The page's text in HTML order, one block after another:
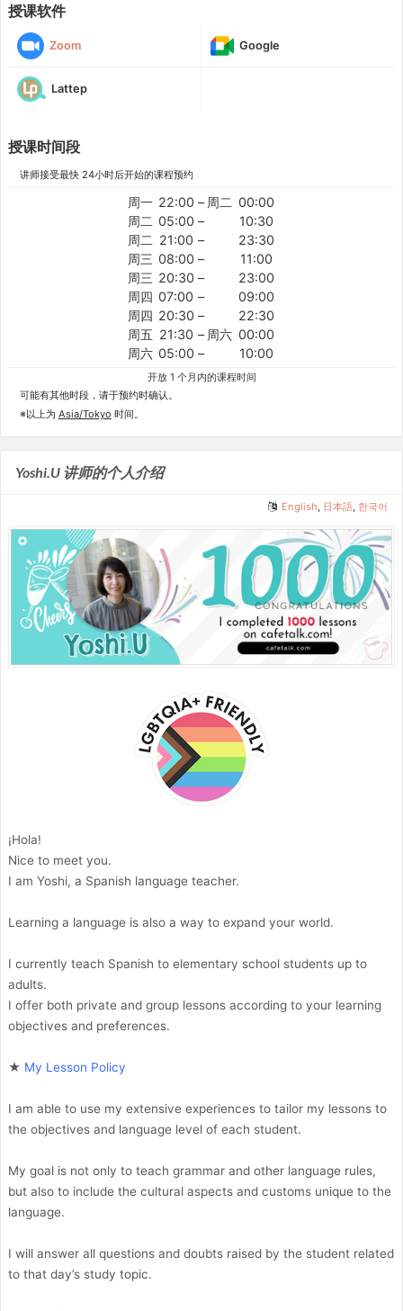
授课软件
Zoom Google
Lattep
授课时间段
讲师接受最快 24小时后开始的课程预约
周一 22:00 – 周二 00:00
周二 05:00 –
10:30
周二 21:00 –
23:30
周三 08:00 –
11:00
周三 20:30 –
23:00
周四 07:00 –
09:00
周四 20:30 –
22:30
周五 21:30 – 周六 00:00
周六 05:00 – 10:00
开放 1 个月内的课程时间
可能有其他时段，请于预约时确认。
※以上为 Asia/Tokyo 时间。
Yoshi.U 讲师的个人介绍
English, 日本語, 한국어
¡Hola!
Nice to meet you.
I am Yoshi, a Spanish language teacher.
Learning a language is also a way to expand your world.
I currently teach Spanish to elementary school students up to
adults.
I offer both private and group lessons according to your learning
objectives and preferences.
★ My Lesson Policy
I am able to use my extensive experiences to tailor my lessons to
the objectives and language level of each student.
My goal is not only to teach grammar and other language rules,
but also to include the cultural aspects and customs unique to the
language.
I will answer all questions and doubts raised by the student related
to that day’s study topic.